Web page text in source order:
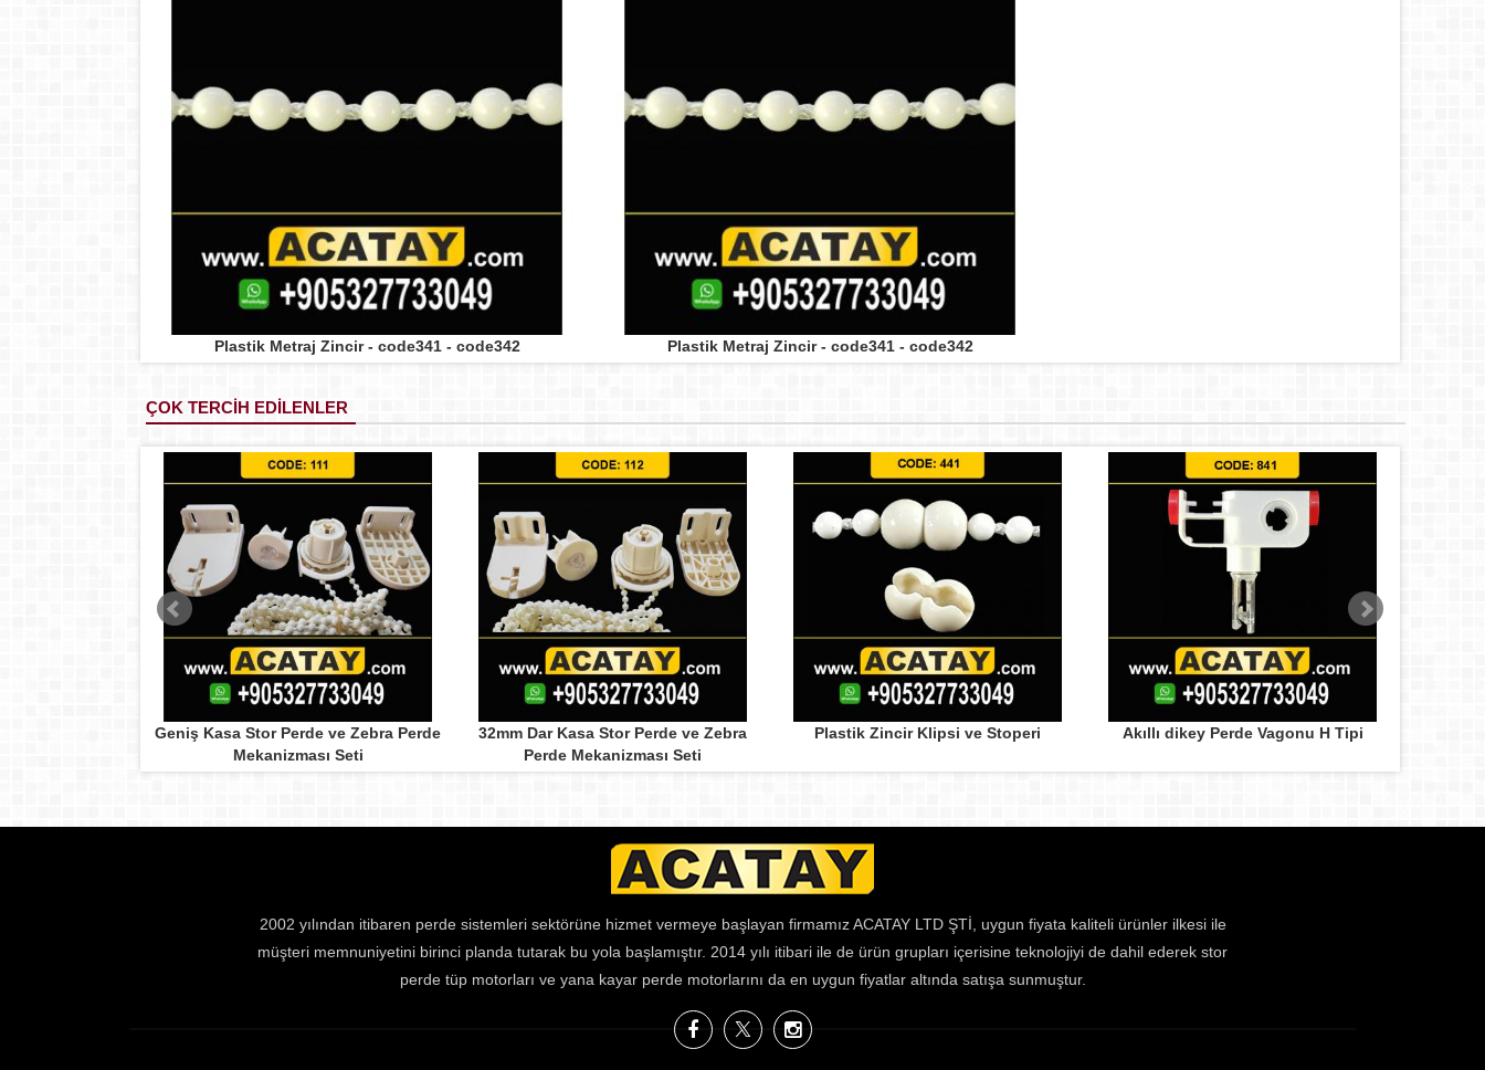
Plastik Metraj Zincir - code341 - code342 Plastik Metraj Zincir - code341 - code342
ÇOK TERCİH EDİLENLER
Geniş Kasa Stor Perde ve Zebra Perde
Mekanizması Seti
32mm Dar Kasa Stor Perde ve Zebra
Perde Mekanizması Seti
Plastik Zincir Klipsi ve Stoperi Akıllı dikey Perde Vagonu H Tipi
2002 yılından itibaren perde sistemleri sektörüne hizmet vermeye başlayan firmamız ACATAY LTD ŞTİ, uygun fiyata kaliteli ürünler ilkesi ile
müşteri memnuniyetini birinci planda tutarak bu yola başlamıştır. 2014 yılı itibari ile de ürün grupları içerisine teknolojiyi de dahil ederek stor
perde tüp motorları ve yana kayar perde motorlarını da en uygun fiyatlar altında satışa sunmuştur.